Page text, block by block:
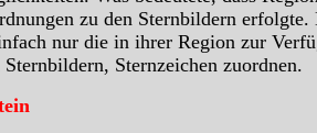
zu den Sternbildern erfolgte.
nur die in ihrer Region zur
Sternbildern, Sternzeichen zuordnen.